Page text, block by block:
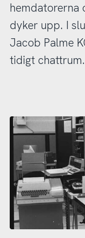
hemdatorerna
dyker upp. I
Jacob Palme
tidigt chattrum.